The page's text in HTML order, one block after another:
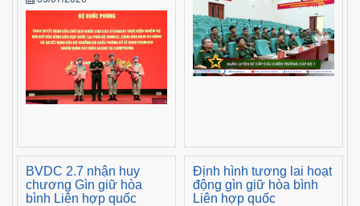
BVDC 2.7 nhận huy
chương Gìn giữ hòa
bình Liên hợp quốc
Định hình tương lai hoạt
động gìn giữ hòa bình
Liên hợp quốc